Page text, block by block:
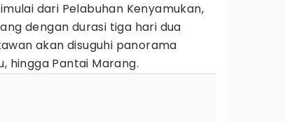
dari Pelabuhan Kenyamukan,
dengan durasi tiga hari dua
akan disuguhi panorama
hingga Pantai Marang.